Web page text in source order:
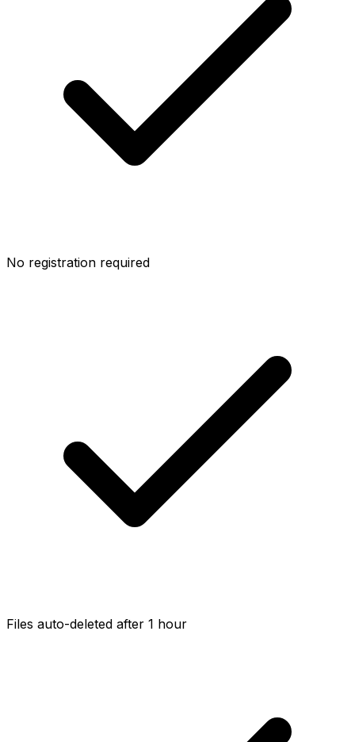
No registration required
Files auto-deleted after 1 hour